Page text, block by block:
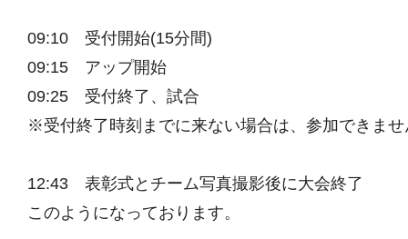
09:10 受付開始(15分間)
09:15 アップ開始
09:25 受付終了、試合
※受付終了時刻までに来ない場合は、参加できませ
12:43 表彰式とチーム写真撮影後に大会終了
このようになっております。